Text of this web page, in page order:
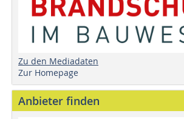
Zu den Mediadaten
Zur Homepage
Anbieter finden